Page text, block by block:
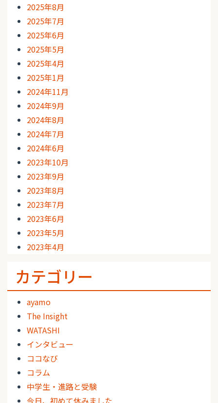
2025年8月
2025年7月
2025年6月
2025年5月
2025年4月
2025年1月
2024年11月
2024年9月
2024年8月
2024年7月
2024年6月
2023年10月
2023年9月
2023年8月
2023年7月
2023年6月
2023年5月
2023年4月
カテゴリー
ayamo
The Insight
WATASHI
インタビュー
ココなび
コラム
中学生・進路と受験
今日、初めて休みました